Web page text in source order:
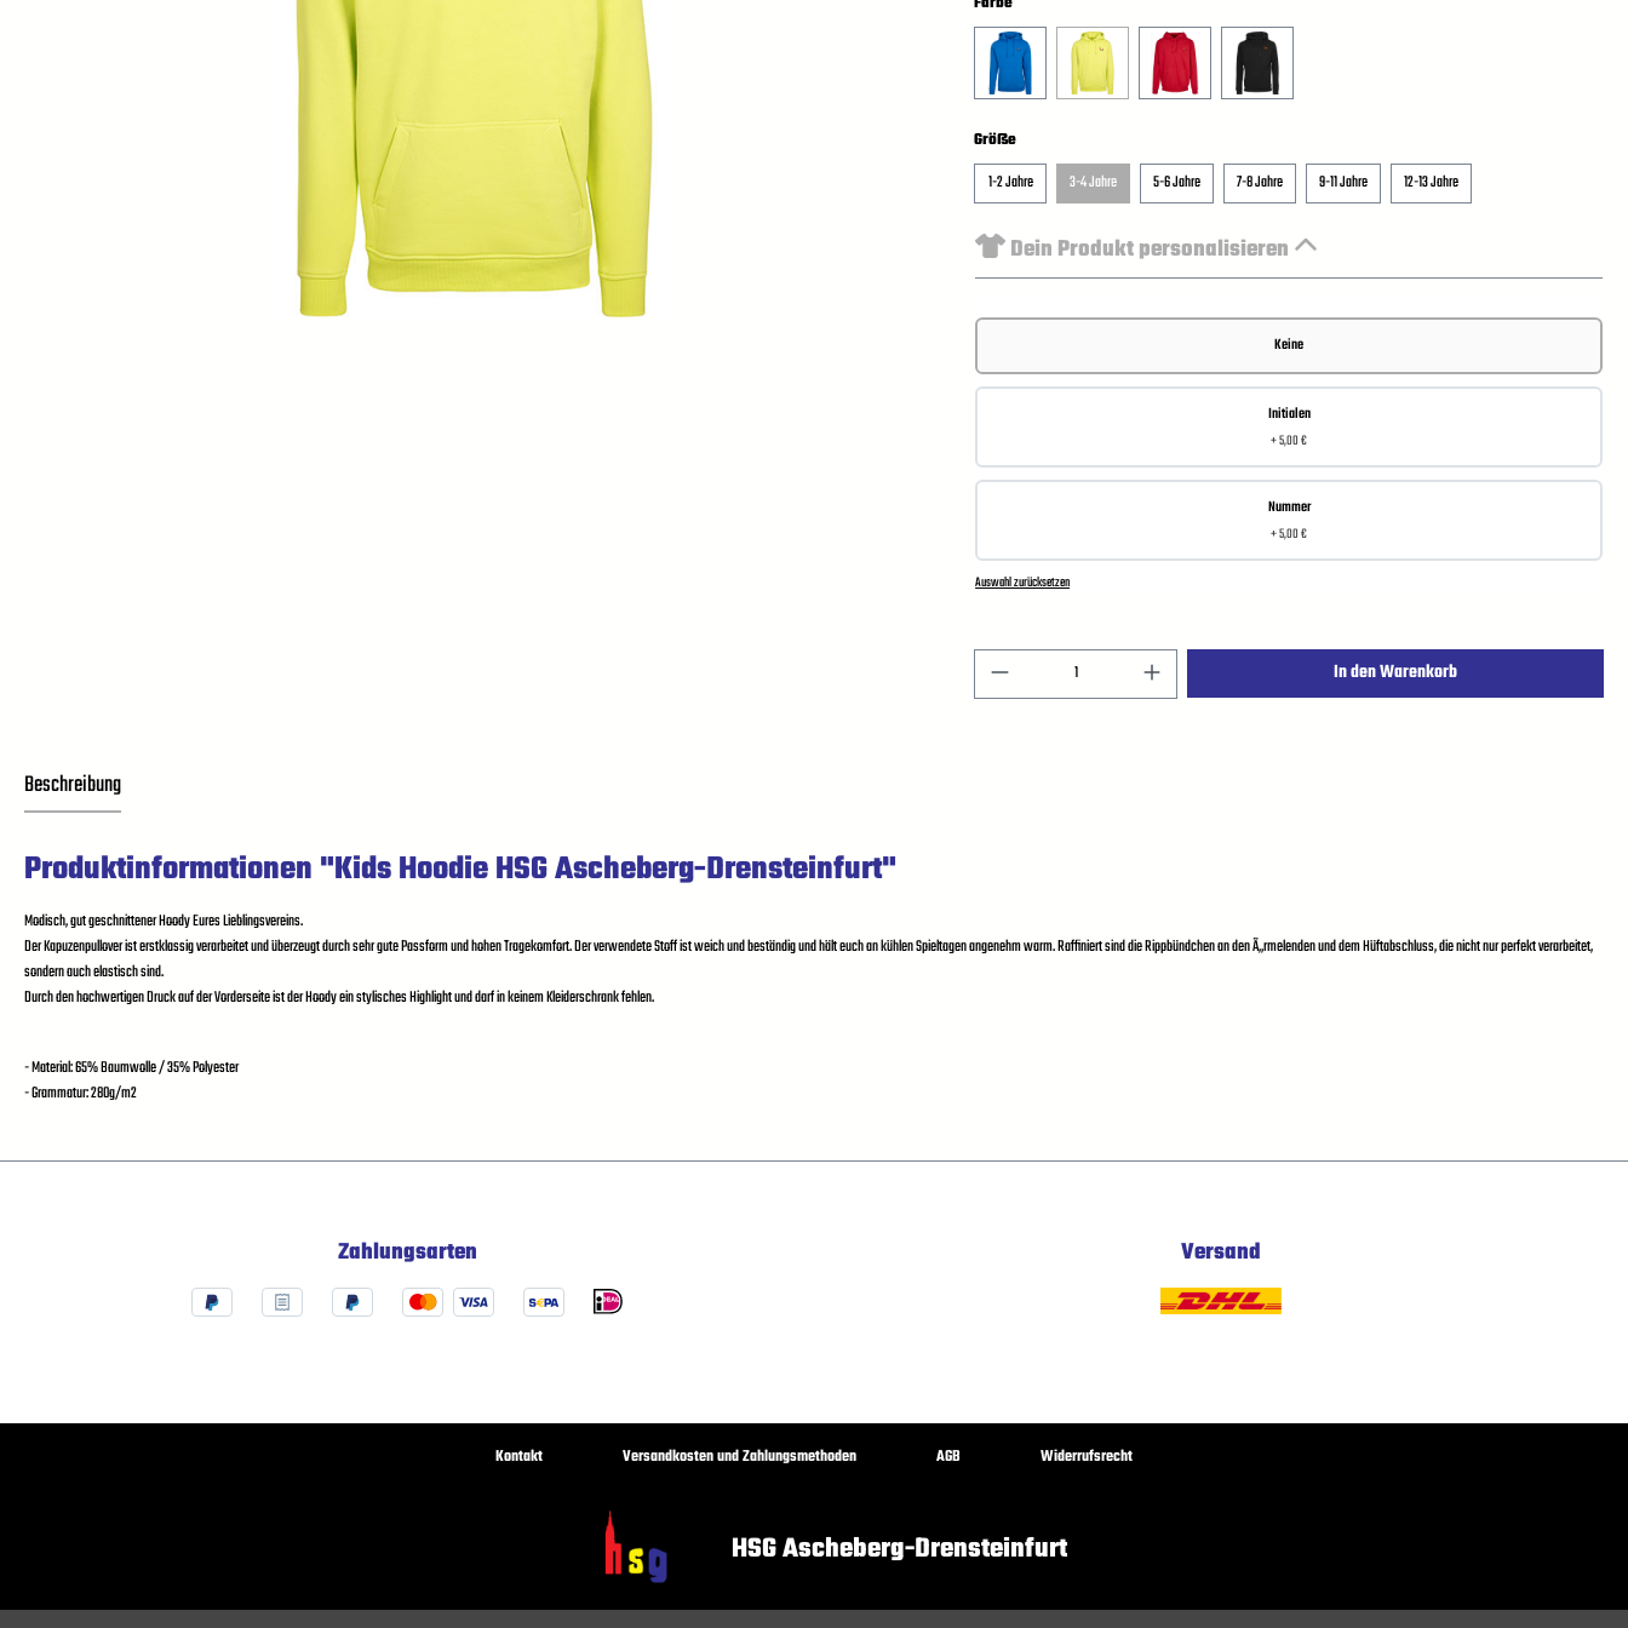
Größe
1-2 Jahre
3-4 Jahre 5-6 Jahre 7-8 Jahre 9-11 Jahre 12-13 Jahre
Dein Produkt personalisieren
Keine
Initialen
+ 5,00 €
Nummer
+ 5,00 €
Auswahl zurücksetzen
In den Warenkorb
Beschreibung
Produktinformationen "Kids Hoodie HSG Ascheberg-Drensteinfurt"
Modisch, gut geschnittener Hoody Eures Lieblingsvereins.
Der Kapuzenpullover ist erstklassig verarbeitet und überzeugt durch sehr gute Passform und hohen Tragekomfort. Der verwendete Stoff ist weich und beständig und hält euch an kühlen Spieltagen angenehm warm. Raffiniert sind die Rippbündchen an den Ã„rmelenden und dem Hüftabschluss, die nicht nur perfekt verarbeitet,
sondern auch elastisch sind.
Durch den hochwertigen Druck auf der Vorderseite ist der Hoody ein stylisches Highlight und darf in keinem Kleiderschrank fehlen.
- Material: 65% Baumwolle / 35% Polyester
- Grammatur: 280g/m2
Zahlungsarten Versand
Kontakt Versandkosten und Zahlungsmethoden AGB Widerrufsrecht
HSG Ascheberg-Drensteinfurt